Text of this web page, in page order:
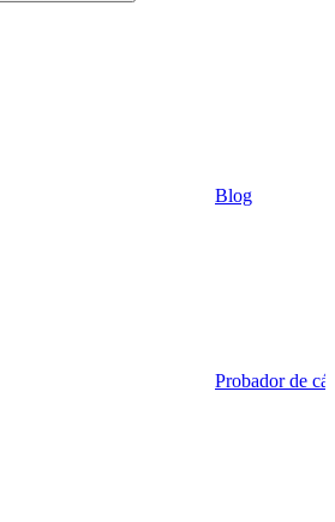
Blog
Probador de